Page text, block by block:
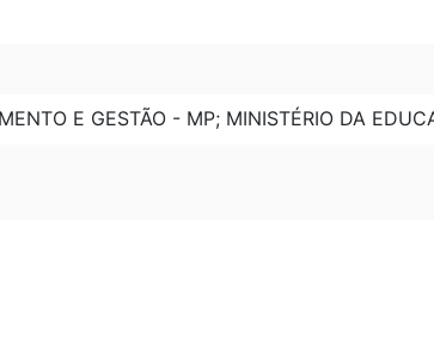
E GESTÃO - MP; MINISTÉRIO DA